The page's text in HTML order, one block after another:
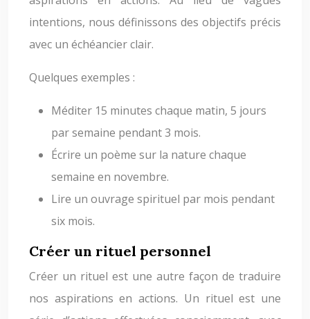
intentions, nous définissons des objectifs précis
avec un échéancier clair.
Quelques exemples :
Méditer 15 minutes chaque matin, 5 jours
par semaine pendant 3 mois.
Écrire un poème sur la nature chaque
semaine en novembre.
Lire un ouvrage spirituel par mois pendant
six mois.
Créer un rituel personnel
Créer un rituel est une autre façon de traduire
nos aspirations en actions. Un rituel est une